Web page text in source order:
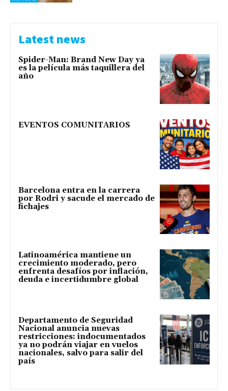
Latest news
Spider-Man: Brand New Day ya
es la película más taquillera del
año
EVENTOS COMUNITARIOS
Barcelona entra en la carrera
por Rodri y sacude el mercado de
fichajes
Latinoamérica mantiene un
crecimiento moderado, pero
enfrenta desafíos por inflación,
deuda e incertidumbre global
Departamento de Seguridad
Nacional anuncia nuevas
restricciones: indocumentados
ya no podrán viajar en vuelos
nacionales, salvo para salir del
país